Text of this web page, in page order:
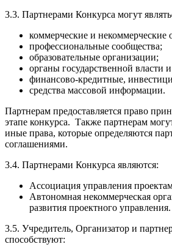
3.3. Партнерами Конкурса могут
коммерческие и некоммерческие
профессиональные сообщества;
образовательные организации;
органы государственной власти
финансово-кредитные,
средства массовой информации.
Партнерам предоставляется право
этапе конкурса. Также партнерам
иные права, которые определяются
соглашениями.
3.4. Партнерами Конкурса являются:
Ассоциация управления
Автономная некоммерческая
развития проектного управления.
3.5. Учредитель, Организатор и
способствуют: